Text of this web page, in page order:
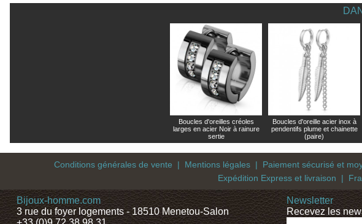
Boucles d'oreilles créoles
larges en acier Noir à rainure
sertie
Boucles d'oreille acier inox à
pendentifs plume et chainette
(paire)
Bijoux-homme.com
3 rue du foyer logements - 18510 Menetou-Salon
Newsletter
Recevez les
Conditions générales de vente | Mentions légales| Paiement sécurisé et
Expédition Express et livraison |